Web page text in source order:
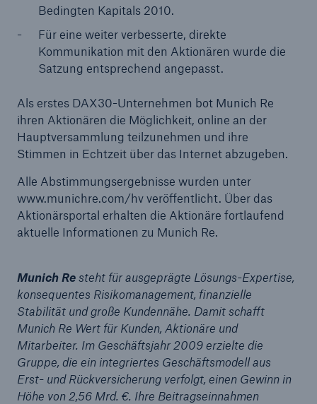
Bedingten Kapitals 2010.
Für eine weiter verbesserte, direkte
Kommunikation mit den Aktionären wurde die
Satzung entsprechend angepasst.
Als erstes DAX30-Unternehmen bot Munich Re
ihren Aktionären die Möglichkeit, online an der
Hauptversammlung teilzunehmen und ihre
Stimmen in Echtzeit über das Internet abzugeben.
Alle Abstimmungsergebnisse wurden unter
www.munichre.com/hv veröffentlicht. Über das
Aktionärsportal erhalten die Aktionäre fortlaufend
aktuelle Informationen zu Munich Re.
Munich Resteht für ausgeprägte Lösungs-Expertise,
konsequentes Risikomanagement, finanzielle
Stabilität und große Kundennähe. Damit schafft
Munich Re Wert für Kunden, Aktionäre und
Mitarbeiter. Im Geschäftsjahr 2009 erzielte die
Gruppe, die ein integriertes Geschäftsmodell aus
Erst- und Rückversicherung verfolgt, einen Gewinn in
Höhe von 2,56 Mrd. €. Ihre Beitragseinnahmen
Rückversicherung Leben/Gesundheit
MIRA Digital Suite